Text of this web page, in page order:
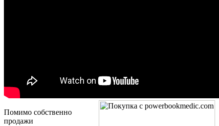
Помимо собственно
продажи